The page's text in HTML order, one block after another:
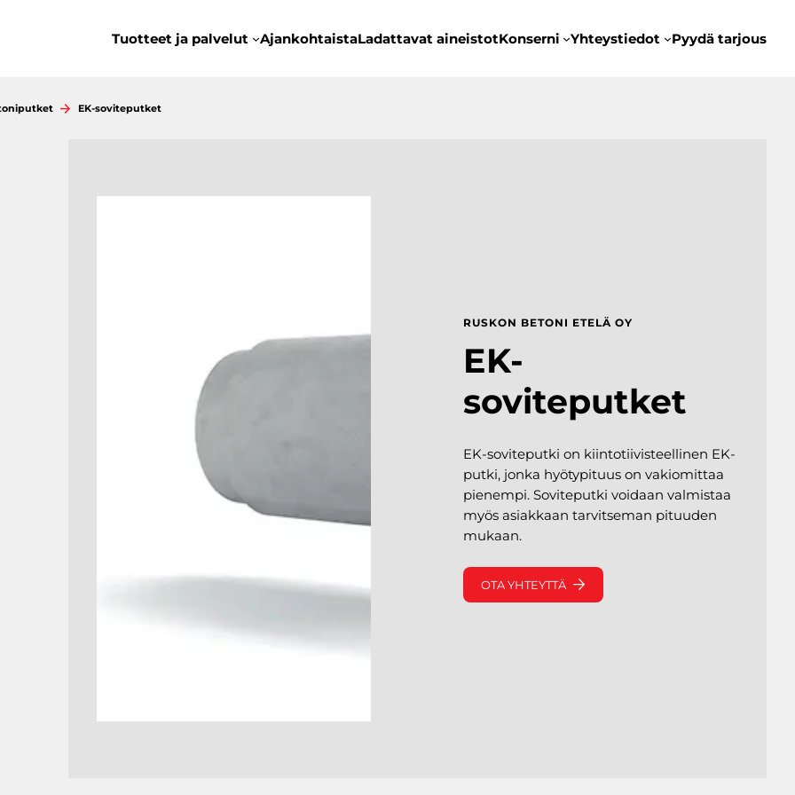
Tuotteet ja palvelut
AjankohtaistaLadattavat aineistotKonserni Yhteystiedot Pyydä tarjous
EK-soviteputket
RUSKON BETONI ETELÄ OY
EK-
soviteputket
EK-soviteputki on kiintotiivisteellinen EK-
putki, jonka hyötypituus on vakiomittaa
pienempi. Soviteputki voidaan valmistaa
myös asiakkaan tarvitseman pituuden
mukaan.
OTA YHTEYTTÄ